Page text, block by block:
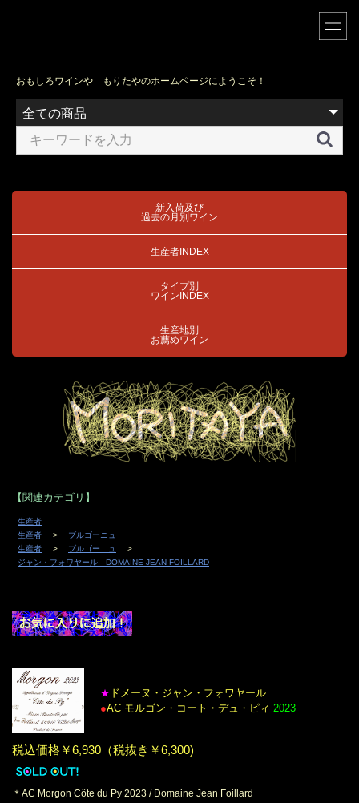
おもしろワインや もりたやのホームページにようこそ！
新入荷及び
過去の月別ワイン
生産者INDEX
タイプ別
ワインINDEX
生産地別
お薦めワイン
【関連カテゴリ】
生産者
生産者
ブルゴーニュ
生産者
ブルゴーニュ
ジャン・フォワヤール DOMAINE JEAN FOILLARD
★ ドメーヌ・ジャン・フォワヤール
●AC モルゴン・コート・デュ・ピィ 2023
税込価格￥6,930（税抜き￥6,300)
＊AC Morgon Côte du Py 2023 / Domaine Jean Foillard